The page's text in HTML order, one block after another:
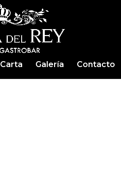
Carta Galería Contacto